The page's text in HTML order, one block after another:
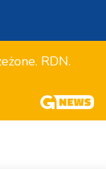
RDN.